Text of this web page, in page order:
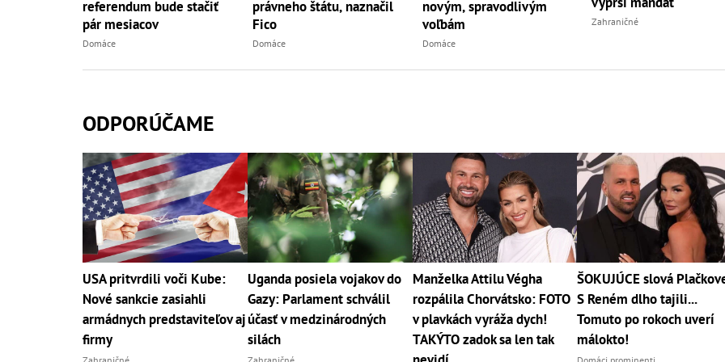
referendum bude stačiť
pár mesiacov
Domáce
právneho štátu, naznačil
Fico
Domáce
novým, spravodlivým
voľbám
Domáce
Zahraničné
ODPORÚČAME
USA pritvrdili voči Kube:
Nové sankcie zasiahli
armádnych predstaviteľov aj
firmy
Uganda posiela vojakov do
Gazy: Parlament schválil
účasť v medzinárodných
silách
Manželka Attilu Végha
rozpálila Chorvátsko: FOTO
v plavkách vyráža dych!
TAKÝTO zadok sa len tak
ŠOKUJÚCE slová
S Reném dlho tajili...
Tomuto po rokoch uverí
málokto!